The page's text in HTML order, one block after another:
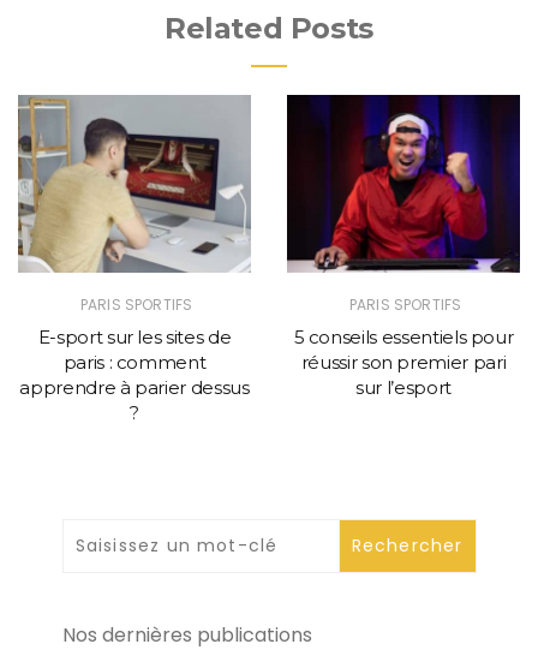
Related Posts
PARIS SPORTIFS
E-sport sur les sites de
paris : comment
apprendre à parier dessus
?
PARIS SPORTIFS
5 conseils essentiels pour
réussir son premier pari
sur l’esport
Nos dernières publications